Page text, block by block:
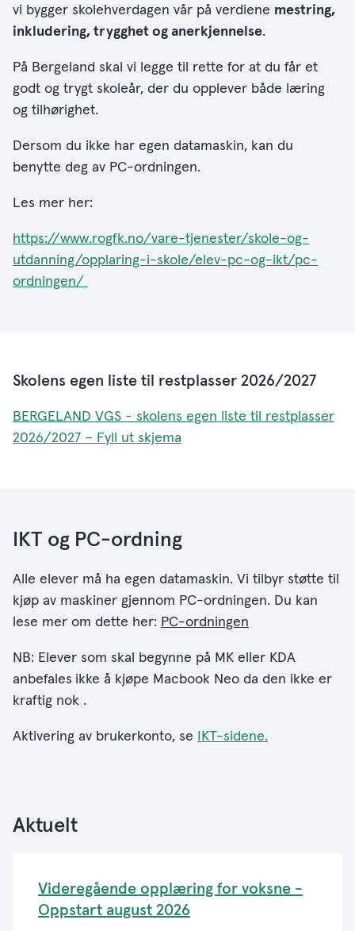
vi bygger skolehverdagen vår på verdiene mestring,
inkludering, trygghet og anerkjennelse.
På Bergeland skal vi legge til rette for at du får et
godt og trygt skoleår, der du opplever både læring
og tilhørighet.
Dersom du ikke har egen datamaskin, kan du
benytte deg av PC-ordningen.
Les mer her:
https://www.rogfk.no/vare-tjenester/skole-og-
utdanning/opplaring-i-skole/elev-pc-og-ikt/pc-
ordningen/
Skolens egen liste til restplasser 2026/2027
BERGELAND VGS - skolens egen liste til restplasser
2026/2027 – Fyll ut skjema
IKT og PC-ordning
Alle elever må ha egen datamaskin. Vi tilbyr støtte til
kjøp av maskiner gjennom PC-ordningen. Du kan
lese mer om dette her: PC-ordningen
NB: Elever som skal begynne på MK eller KDA
anbefales ikke å kjøpe Macbook Neo da den ikke er
kraftig nok .
Aktivering av brukerkonto, se IKT-sidene.
Aktuelt
Videregående opplæring for voksne -
Oppstart august 2026